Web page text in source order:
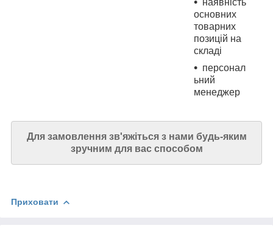
наявність
основних
товарних
позицій на
складі
персонал
ьний
менеджер
Для замовлення зв'яжіться з нами будь-яким
зручним для вас способом
Приховати